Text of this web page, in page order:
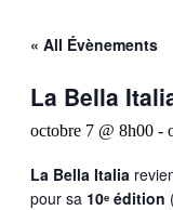
« All Évènements
La Bella
octobre 7 @ 8h00 -
La Bella Italia
pour sa 10ᵉ édition